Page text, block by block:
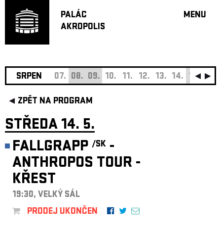
PALÁC
AKROPOLIS
MENU
JAZZ
SRPEN 07. 08. 09. 10. 11. 12. 13. 14. 15. 16.
ZPĚT NA PROGRAM
STŘEDA 14. 5.
FALLGRAPP /SK -
ANTHROPOS TOUR -
KŘEST
19:30, VELKÝ SÁL
PRODEJ UKONČEN